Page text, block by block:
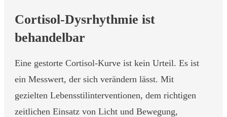
Cortisol-Dysrhythmie ist
behandelbar
Eine gestorte Cortisol-Kurve ist kein Urteil. Es ist
ein Messwert, der sich verändern lässt. Mit
gezielten Lebensstilinterventionen, dem richtigen
zeitlichen Einsatz von Licht und Bewegung,